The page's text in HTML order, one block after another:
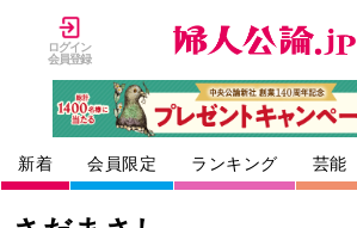
ログイン
会員登録
新着 会員限定 ランキング 芸能